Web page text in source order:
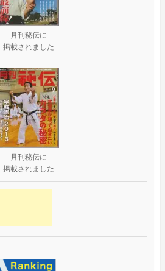
月刊秘伝に
掲載されました
月刊秘伝に
掲載されました